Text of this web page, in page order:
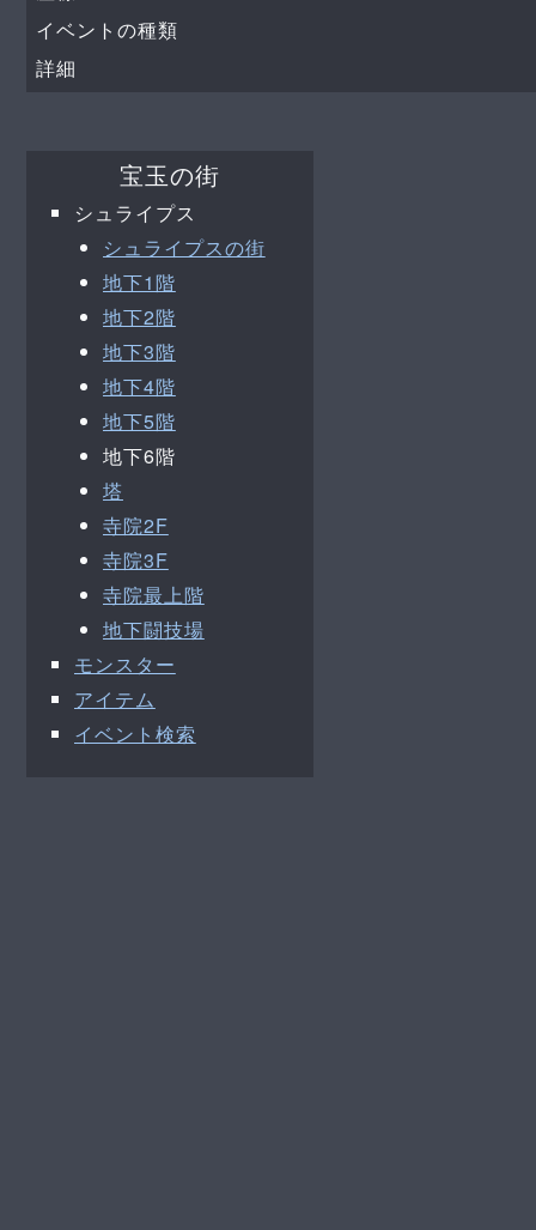
イベントの種類
詳細
宝玉の街
シュライプス
シュライプスの街
地下1階
地下2階
地下3階
地下4階
地下5階
地下6階
塔
寺院2F
寺院3F
寺院最上階
地下闘技場
モンスター
アイテム
イベント検索